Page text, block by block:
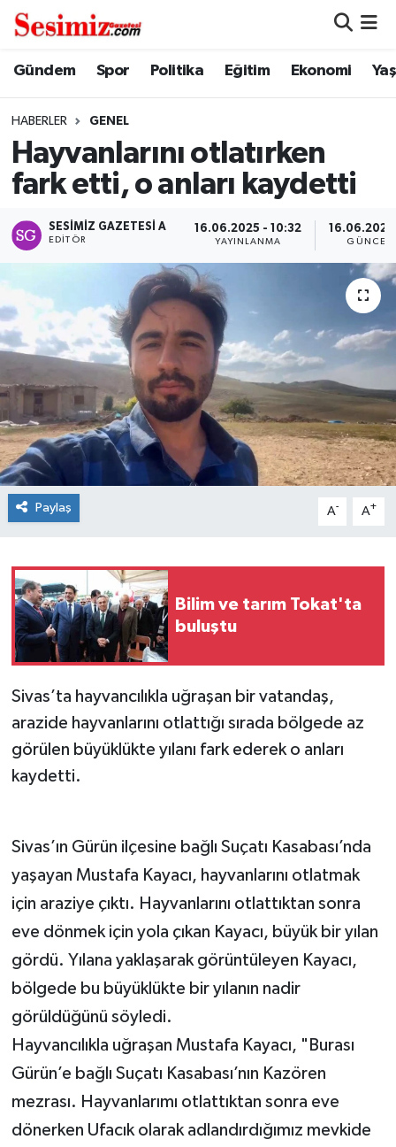
Gündem Spor Politika Eğitim Ekonomi
HABERLER GENEL
Hayvanlarını otlatırken
fark etti, o anları kaydetti
SESIMIZ GAZETESI A
EDITÖR
16.06.2025 - 10:32
YAYINLANMA
Paylaş A- A+
Bilim ve tarım Tokat'ta
buluştu
Sivas’ta hayvancılıkla uğraşan bir vatandaş,
arazide hayvanlarını otlattığı sırada bölgede az
görülen büyüklükte yılanı fark ederek o anları
kaydetti.
Sivas’ın Gürün ilçesine bağlı Suçatı Kasabası’nda
yaşayan Mustafa Kayacı, hayvanlarını otlatmak
için araziye çıktı. Hayvanlarını otlattıktan sonra
eve dönmek için yola çıkan Kayacı, büyük bir yılan
gördü. Yılana yaklaşarak görüntüleyen Kayacı,
bölgede bu büyüklükte bir yılanın nadir
görüldüğünü söyledi.
Hayvancılıkla uğraşan Mustafa Kayacı, "Burası
Gürün’e bağlı Suçatı Kasabası’nın Kazören
mezrası. Hayvanlarımı otlattıktan sonra eve
dönerken Ufacık olarak adlandırdığımız mevkide
Dünya
Ekonomi
Gündem
Politika
Sağlık
Spor
Teknoloji
Tokat Haberleri
Yaşam
Nöbetçi Eczaneler
Namaz Vakitleri
Trafik Durumu
Süper Lig Puan Durumu ve Fikstür
Tüm Manşetler
Son Dakika Haberleri
Haber Arşivi